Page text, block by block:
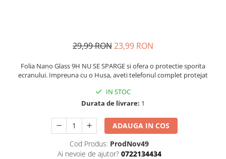
29,99 RON23,99 RON
Folia Nano Glass 9H NU SE SPARGE si ofera o protectie sporita
ecranului. Impreuna cu o Husa, aveti telefonul complet protejat
IN STOC
Durata de livrare: 1
ADAUGA IN COS
Cod Produs: ProdNov49
Ai nevoie de ajutor? 0722134434